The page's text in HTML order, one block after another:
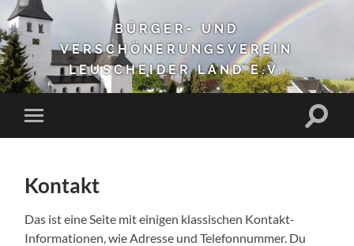
BÜRGER- UND
VERSCHÖNERUNGSVEREIN
LEUSCHEIDER LAND E.V.
Mobile-
Menü
Kontakt
Das ist eine Seite mit einigen klassischen Kontakt-
Informationen, wie Adresse und Telefonnummer. Du